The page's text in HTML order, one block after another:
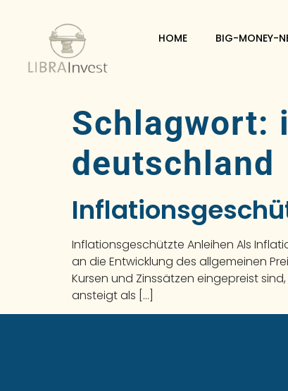
HOME BIG-MONEY-
Schlagwort:
deutschland
Inflationsgeschützte Anleihen Als
an die Entwicklung des allgemeinen
Kursen und Zinssätzen eingepreist
ansteigt als […]